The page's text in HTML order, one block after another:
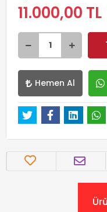
11.000,00 TL
Hemen Al